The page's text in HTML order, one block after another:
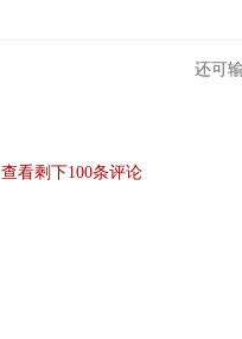
还可
查看剩下100条评论